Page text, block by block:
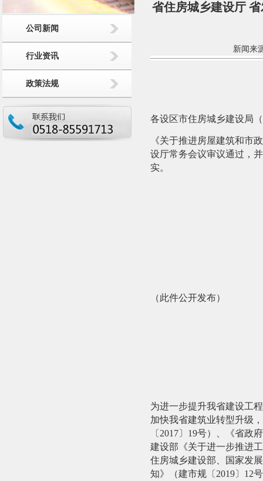
公司新闻
行业资讯
政策法规
省住房城乡建设厅
新闻来
各设区市住房城乡建设局
《关于推进房屋建筑和市
设厅常务会议审议通过，
实。
（此件公开发布）
为进一步提升我省建设工
加快我省建筑业转型升级
〔 2017〕 19号）、《省政
建设部《关于进一步推进
住房城乡建设部、国家发
知》（建市规〔 2019〕 12